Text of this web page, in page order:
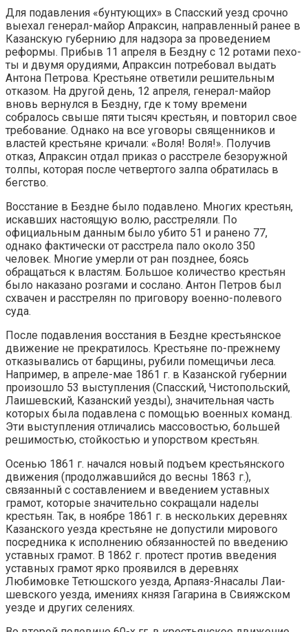
Для подавления «бунтующих» в Спасский уезд срочно
выехал гене­рал-майор Апраксин, направленный ранее в
Казанскую губернию для надзо­ра за проведением
реформы. Прибыв 11 апреля в Бездну с 12 ротами пехо­
ты и двумя орудиями, Апраксин потребовал выдать
Антона Петрова. Крестьяне ответили решительным
отказом. На другой день, 12 апреля, ге­нерал-майор
вновь вернулся в Бездну, где к тому времени
собралось свы­ше пяти тысяч крестьян, и повторил свое
требование. Однако на все уго­воры священников и
властей крестьяне кричали: «Воля! Воля!». Получив
отказ, Апраксин отдал приказ о расстреле безоружной
толпы, которая после четвертого залпа обратилась в
бегство.
Восстание в Бездне было подавлено. Многих крестьян,
искавших насто­ящую волю, расстреляли. По
официальным данным было убито 51 и ранено 77,
однако фактически от расстрела пало около 350
человек. Многие умерли от ран позднее, боясь
обращаться к властям. Большое количество крестьян
было наказано розгами и сослано. Антон Петров был
схвачен и расстрелян по приговору военно-полевого
суда.
После подавления восстания в Бездне крестьянское
движение не прек­ратилось. Крестьяне по-прежнему
отказывались от барщины, рубили поме­щичьи леса.
Например, в апреле-мае 1861 г. в Казанской губернии
прои­зошло 53 выступления (Спасский, Чистопольский,
Лаишевский, Казанский уезды), значительная часть
которых была подавлена с помощью военных команд.
Эти выступления отличались массовостью, большей
решимостью, стойкостью и упорством крестьян.
Осенью 1861 г. начался новый подъем крестьянского
движения (продол­жавшийся до весны 1863 г.),
связанный с составлением и введением ус­тавных
грамот, которые значительно сокращали наделы
крестьян. Так, в ноябре 1861 г. в нескольких деревнях
Казанского уезда крестьяне не до­пустили мирового
посредника к исполнению обязанностей по введению
ус­тавных грамот. В 1862 г. протест против введения
уставных грамот ярко проявился в деревнях
Любимовке Тетюшского уезда, Арпаяз-Янасалы Лаи­
шевского уезда, имениях князя Гагарина в Свияжском
уезде и других се­лениях.